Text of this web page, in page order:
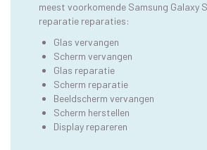
meest voorkomende Samsung Galaxy
reparatie reparaties:
Glas vervangen
Scherm vervangen
Glas reparatie
Scherm reparatie
Beeldscherm vervangen
Scherm herstellen
Display repareren